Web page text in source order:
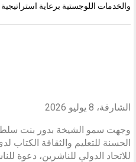
والخدمات اللوجستية برعاية
الشارقة، 8 يوليو 2026
وجهت سمو الشيخة بدور بنت
الحسنة للتعليم والثقافة الكتاب
للاتحاد الدولي للناشرين، دعوة